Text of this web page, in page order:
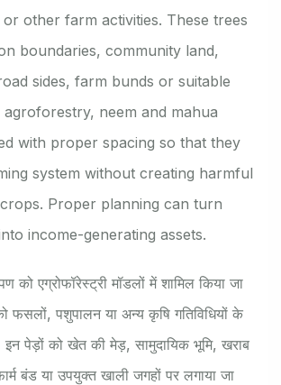
other farm activities. These trees
boundaries, community land,
sides, farm bunds or suitable
neem and mahua
with proper spacing so that they
system without creating harmful
Proper planning can turn
income-generating assets.
को एग्रोफॉरेस्ट्री मॉडलों में शामिल किया जा
फसलों, पशुपालन या अन्य कृषि गतिविधियों के
इन पेड़ों को खेत की मेड़, सामुदायिक भूमि, खराब
बंड या उपयुक्त खाली जगहों पर लगाया जा